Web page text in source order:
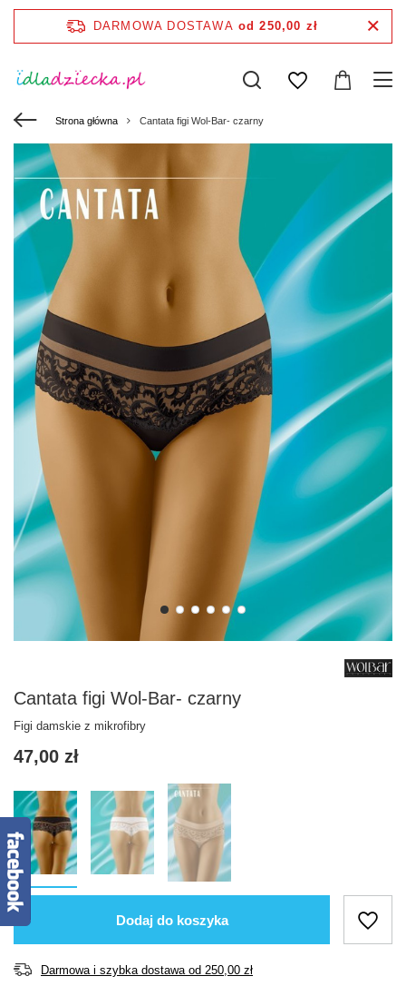
DARMOWA DOSTAWA od 250,00 zł
Strona główna Cantata figi Wol-Bar- czarny
Cantata figi Wol-Bar- czarny
Figi damskie z mikrofibry
47,00 zł
Dodaj do koszyka
Darmowa i szybka dostawaod 250,00 zł